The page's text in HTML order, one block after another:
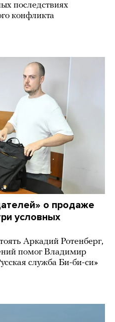
последствиях
конфликта
о продаже
условных
Аркадий Ротенберг,
помог Владимир
служба Би-би-си»